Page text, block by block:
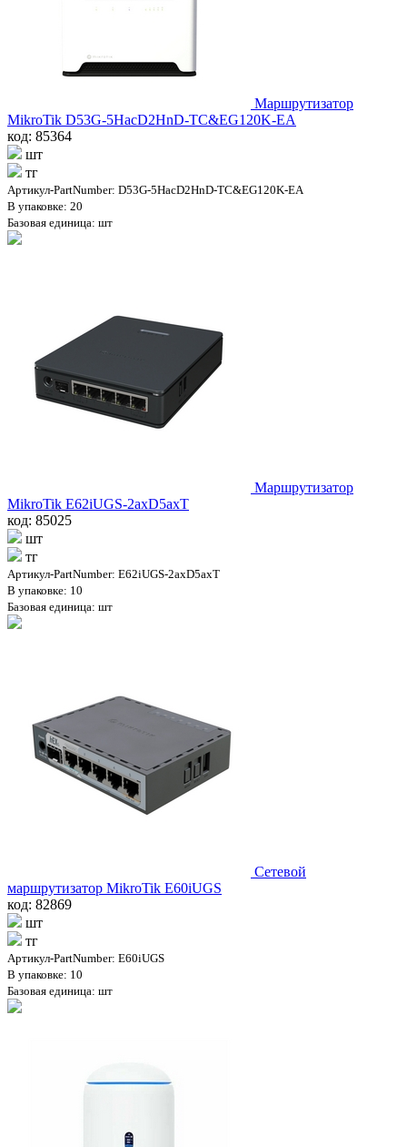
Маршрутизатор
MikroTik D53G-5HacD2HnD-TC&EG120K-EA
код: 85364
шт
тг
Артикул-PartNumber: D53G-5HacD2HnD-TC&EG120K-EA
В упаковке: 20
Базовая единица: шт
Маршрутизатор
MikroTik E62iUGS-2axD5axT
код: 85025
шт
тг
Артикул-PartNumber: E62iUGS-2axD5axT
В упаковке: 10
Базовая единица: шт
Сетевой
маршрутизатор MikroTik E60iUGS
код: 82869
шт
тг
Артикул-PartNumber: E60iUGS
В упаковке: 10
Базовая единица: шт